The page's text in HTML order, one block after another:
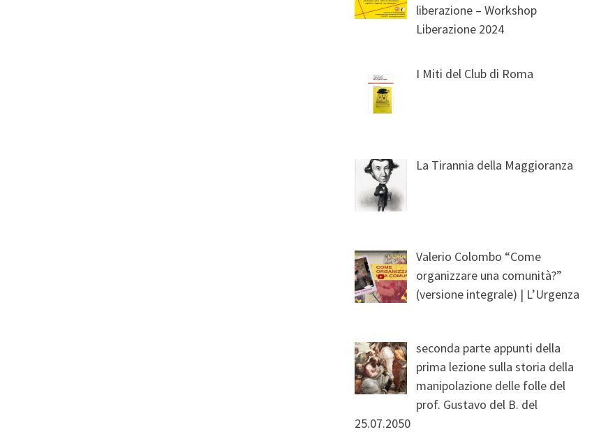
liberazione – Workshop
Liberazione 2024
I Miti del Club di Roma
La Tirannia della Maggioranza
Valerio Colombo “Come
organizzare una comunità?”
(versione integrale) | L’Urgenza
seconda parte appunti della
prima lezione sulla storia della
manipolazione delle folle del
prof. Gustavo del B. del
25.07.2050